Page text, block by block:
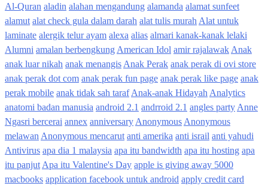
Al-Quran aladin alahan mengandung alamanda alamat sunfeet
alamut alat check gula dalam darah alat tulis murah Alat untuk
laminate alergik telur ayam alexa alias almari kanak-kanak lelaki
Alumni amalan berbengkung American Idol amir rajalawak Anak
anak luar nikah anak menangis Anak Perak anak perak di ovi store
anak perak dot com anak perak fun page anak perak like page anak
perak mobile anak tidak sah taraf Anak-anak Hidayah Analytics
anatomi badan manusia android 2.1 andrroid 2.1 angles party Anne
Ngasri bercerai annex anniversary Anonymous Anonymous
melawan Anonymous mencarut anti amerika anti israil anti yahudi
Antivirus apa dia 1 malaysia apa itu bandwidth apa itu hosting apa
itu panjut Apa itu Valentine's Day apple is giving away 5000
macbooks application facebook untuk android apply credit card